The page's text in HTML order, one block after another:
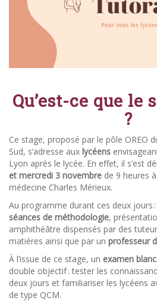
Qu’est-ce que le
?
Ce stage, proposé par le pôle OREO
Sud, s’adresse aux lycéens
Lyon après le lycée. En effet, il s’est
et mercredi 3 novembre de 9 heures
médecine Charles Mérieux.
Au programme durant ces deux jours :
séances de méthodologie,
amphithéâtre dispensés par des
matières ainsi que par un professeur
À l’issue de ce stage, un examen blanc
double objectif : tester les
deux jours et familiariser les lycéens
de type QCM.